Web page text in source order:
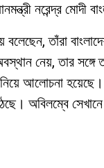
নরেন্দ্র মোদী
বলেছেন, তাঁরা
নেয়, তার
নিয়ে আলোচনা
অবিলম্বে